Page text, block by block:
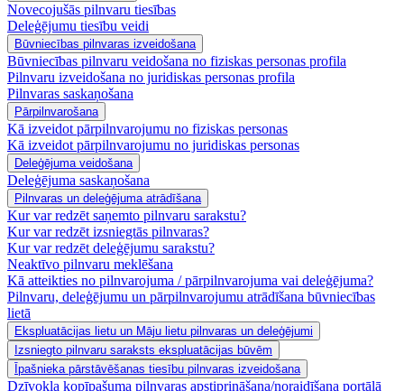
Novecojušās pilnvaru tiesības
Deleģējumu tiesību veidi
Būvniecības pilnvaras izveidošana
Būvniecības pilnvaru veidošana no fiziskas personas profila
Pilnvaru izveidošana no juridiskas personas profila
Pilnvaras saskaņošana
Pārpilnvarošana
Kā izveidot pārpilnvarojumu no fiziskas personas
Kā izveidot pārpilnvarojumu no juridiskas personas
Deleģējuma veidošana
Deleģējuma saskaņošana
Pilnvaras un deleģējuma atrādīšana
Kur var redzēt saņemto pilnvaru sarakstu?
Kur var redzēt izsniegtās pilnvaras?
Kur var redzēt deleģējumu sarakstu?
Neaktīvo pilnvaru meklēšana
Kā atteikties no pilnvarojuma / pārpilnvarojuma vai deleģējuma?
Pilnvaru, deleģējumu un pārpilnvarojumu atrādīšana būvniecības
lietā
Ekspluatācijas lietu un Māju lietu pilnvaras un deleģējumi
Izsniegto pilnvaru saraksts ekspluatācijas būvēm
Īpašnieka pārstāvēšanas tiesību pilnvaras izveidošana
Dzīvokļa kopīpašuma pilnvaras apstiprināšana/noraidīšana portālā